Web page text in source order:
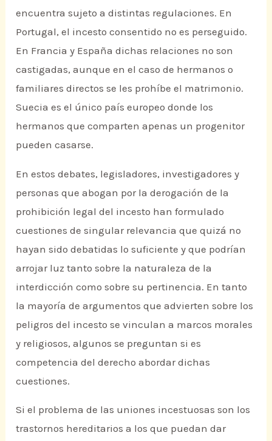
encuentra sujeto a distintas regulaciones. En
Portugal, el incesto consentido no es perseguido.
En Francia y España dichas relaciones no son
castigadas, aunque en el caso de hermanos o
familiares directos se les prohíbe el matrimonio.
Suecia es el único país europeo donde los
hermanos que comparten apenas un progenitor
pueden casarse.
En estos debates, legisladores, investigadores y
personas que abogan por la derogación de la
prohibición legal del incesto han formulado
cuestiones de singular relevancia que quizá no
hayan sido debatidas lo suficiente y que podrían
arrojar luz tanto sobre la naturaleza de la
interdicción como sobre su pertinencia. En tanto
la mayoría de argumentos que advierten sobre los
peligros del incesto se vinculan a marcos morales
y religiosos, algunos se preguntan si es
competencia del derecho abordar dichas
cuestiones.
Si el problema de las uniones incestuosas son los
trastornos hereditarios a los que puedan dar